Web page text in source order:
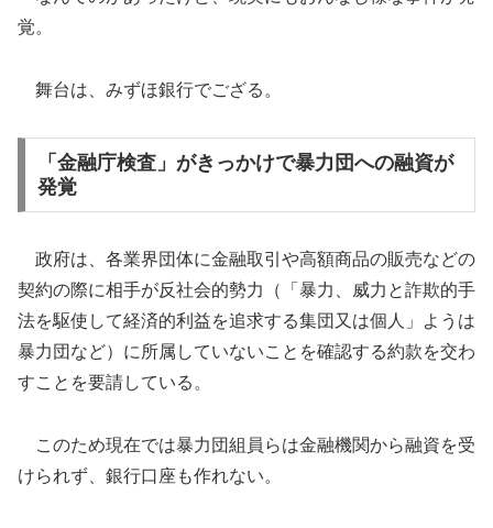
覚。
舞台は、みずほ銀行でござる。
「金融庁検査」がきっかけで暴力団への融資が
発覚
政府は、各業界団体に金融取引や高額商品の販売などの
契約の際に相手が反社会的勢力（「暴力、威力と詐欺的手
法を駆使して経済的利益を追求する集団又は個人」ようは
暴力団など）に所属していないことを確認する約款を交わ
すことを要請している。
このため現在では暴力団組員らは金融機関から融資を受
けられず、銀行口座も作れない。